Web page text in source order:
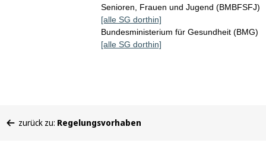
Senioren, Frauen und Jugend (BMBFSFJ)
[alle SG dorthin]
Bundesministerium für Gesundheit (BMG)
[alle SG dorthin]
befinden
zurück zu: Regelungsvorhaben